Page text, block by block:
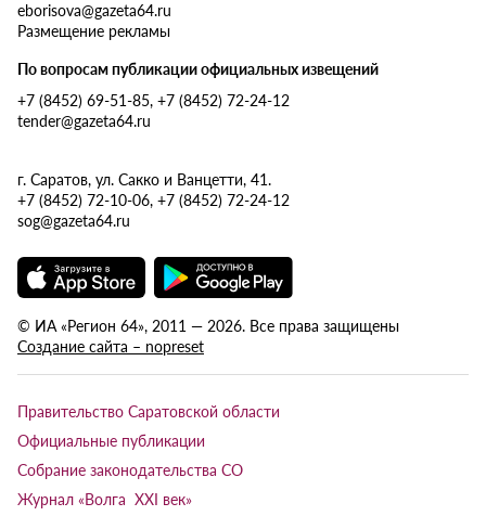
eborisova@gazeta64.ru
Размещение рекламы
По вопросам публикации официальных извещений
+7 (8452) 69-51-85, +7 (8452) 72-24-12
tender@gazeta64.ru
г. Саратов, ул. Сакко и Ванцетти, 41.
+7 (8452) 72-10-06, +7 (8452) 72-24-12
sog@gazeta64.ru
© ИА «Регион 64», 2011 — 2026. Все права защищены
Создание сайта – nopreset
Правительство Саратовской области
Официальные публикации
Собрание законодательства СО
Журнал «Волга XXI век»